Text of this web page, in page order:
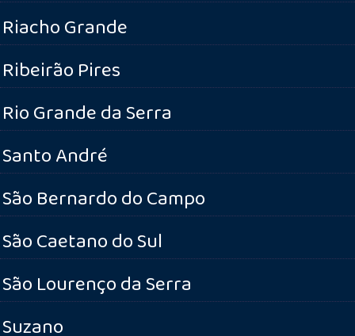
Riacho Grande
Ribeirão Pires
Rio Grande da Serra
Santo André
São Bernardo do Campo
São Caetano do Sul
São Lourenço da Serra
Suzano